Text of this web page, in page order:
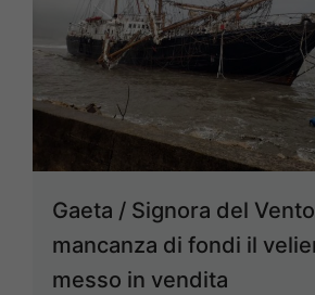
Gaeta / Signora del
mancanza di fondi il
messo in vendita